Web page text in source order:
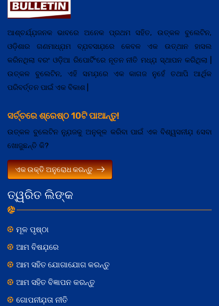
ତ୍ୱରିତ ଲିଙ୍କ
ମୂଳ ପୃଷ୍ଠା
ଆମ ବିଷଯ଼ରେ
ଆମ ସହିତ ଯୋଗାଯୋଗ କରନ୍ତୁ
ଆମ ସହିତ ବିଜ୍ଞାପନ କରନ୍ତୁ
ଗୋପନୀଯ଼ତା ନୀତି
ଆଶ୍ଚର୍ଯ୍ଯ଼ଜନକ ଭାବରେ ଅନେକ ପ୍ରଥମ ସହିତ, ଉତ୍କଳ ବୁଲେଟିନ,
ଓଡ଼ିଶାର ଗଣମାଧ୍ଯ଼ମ ବ୍ଯ଼ବସାଯ଼ରେ କେବଳ ଏକ ଉତ୍ଥାନ ହାସଲ
କରିନଥିଲା ବରଂ ଓଡ଼ିଆ ରିପୋର୍ଟିଂରେ ନୂତନ ନୀତି ମଧ୍ଯ଼ ସ୍ଥାପନ କରିଥିଲା |
ଉତ୍କଳ ବୁଲେଟିନ, ଏହି ସମଯ଼ରେ ଏକ କାଗଜ ନୁହେଁ ତଥାପି ଆର୍ଥିକ
ପରିବର୍ତ୍ତନ ପାଇଁ ଏକ ବିକାଶ |
ସର୍ଚ୍ଚରେ ଶ୍ରେଷ୍ଠ 10ଟି ପାଆନ୍ତୁ!
ଉତ୍କଳ ବୁଲେଟିନ ନ୍ଯ଼ୁଜକୁ ଅନୁକୂଳ କରିବା ପାଇଁ ଏକ ବିଶ୍ୱସନୀଯ଼ ସେବା
ଖୋଜୁଛନ୍ତି କି?
ଏକ ଉକ୍ତି ଅନୁରୋଧ କରନ୍ତୁ